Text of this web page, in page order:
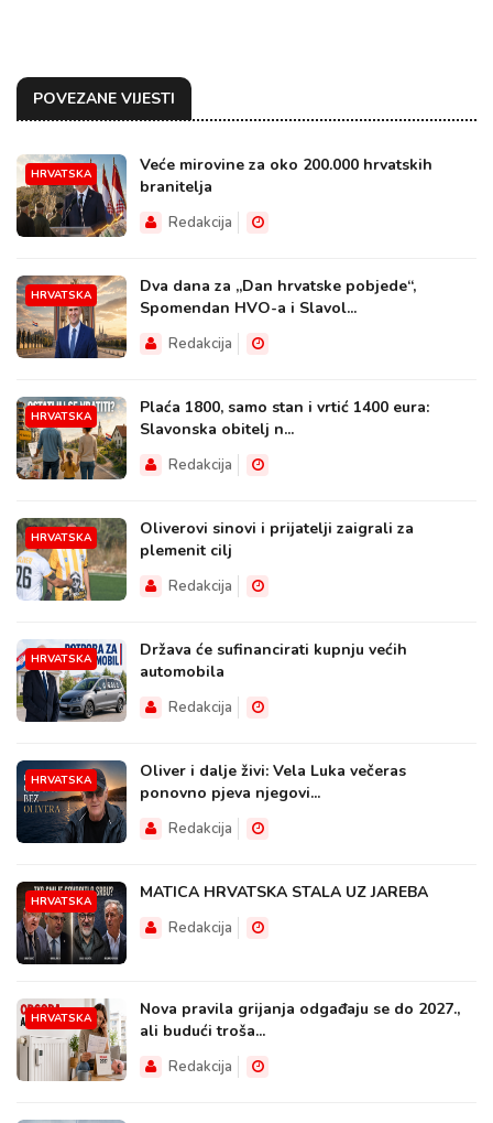
POVEZANE VIJESTI
HRVATSKA
Veće mirovine za oko 200.000 hrvatskih
branitelja
Redakcija
HRVATSKA
Dva dana za „Dan hrvatske pobjede“,
Spomendan HVO-a i Slavol...
Redakcija
HRVATSKA
Plaća 1800, samo stan i vrtić 1400 eura:
Slavonska obitelj n...
Redakcija
HRVATSKA
Oliverovi sinovi i prijatelji zaigrali za
plemenit cilj
Redakcija
HRVATSKA
Država će sufinancirati kupnju većih
automobila
Redakcija
HRVATSKA
Oliver i dalje živi: Vela Luka večeras
ponovno pjeva njegovi...
Redakcija
HRVATSKA MATICA HRVATSKA STALA UZ JAREBA
Redakcija
HRVATSKA
Nova pravila grijanja odgađaju se do 2027.,
ali budući troša...
Redakcija